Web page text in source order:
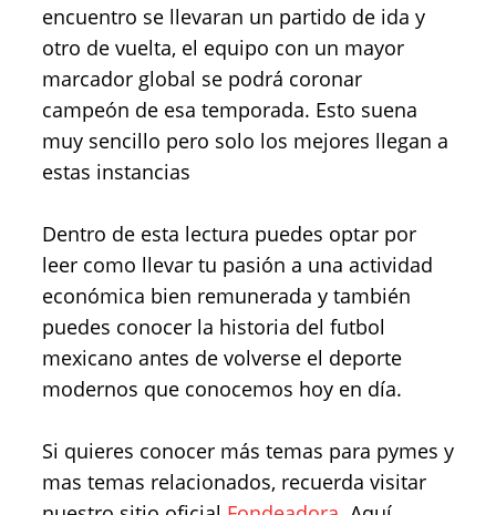
encuentro se llevaran un partido de ida y
otro de vuelta, el equipo con un mayor
marcador global se podrá coronar
campeón de esa temporada. Esto suena
muy sencillo pero solo los mejores llegan a
estas instancias
Dentro de esta lectura puedes optar por
leer como llevar tu pasión a una actividad
económica bien remunerada y también
puedes conocer la historia del futbol
mexicano antes de volverse el deporte
modernos que conocemos hoy en día.
Si quieres conocer más temas para pymes y
mas temas relacionados, recuerda visitar